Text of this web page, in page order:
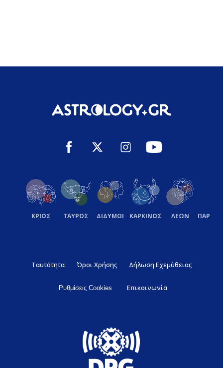
ΚΡΙΟΣ ΤΑΥΡΟΣ ΔΙΔΥΜΟΙ ΚΑΡΚΙΝΟΣ ΛΕΩΝ
Ταυτότητα Όροι Χρήσης Δήλωση Εχεμύθειας
Ρυθμίσεις Cookies Επικοινωνία